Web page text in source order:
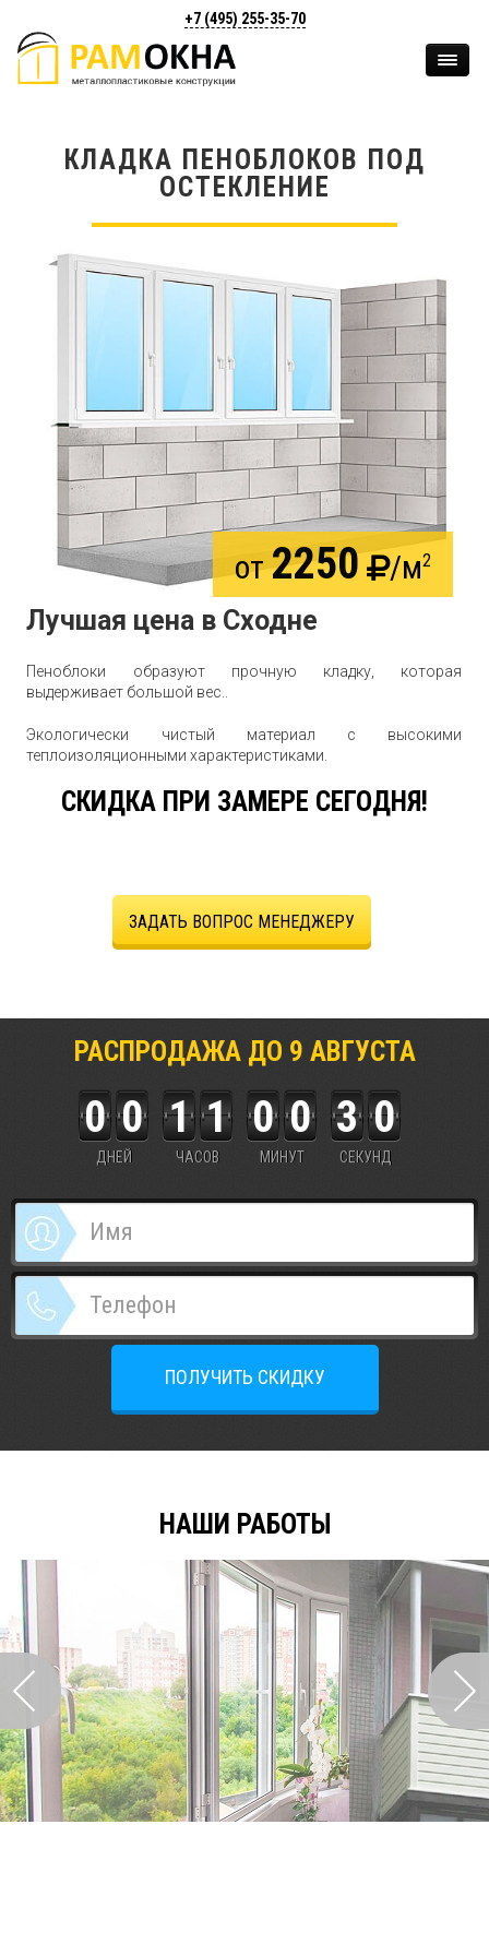
+7 (495) 255-35-70
КЛАДКА ПЕНОБЛОКОВ ПОД
ОСТЕКЛЕНИЕ
от 2250 /м2
Лучшая цена в Сходне
Пеноблоки образуют прочную кладку, которая
выдерживает большой вес..
Экологически чистый материал с высокими
теплоизоляционными характеристиками.
СКИДКА ПРИ ЗАМЕРЕ СЕГОДНЯ!
ЗАДАТЬ ВОПРОС МЕНЕДЖЕРУ
РАСПРОДАЖА ДО 9 АВГУСТА
0 0
ДНЕЙ
1 1
ЧАСОВ
0 0
МИНУТ
3 0
СЕКУНД
ПОЛУЧИТЬ СКИДКУ
НАШИ РАБОТЫ